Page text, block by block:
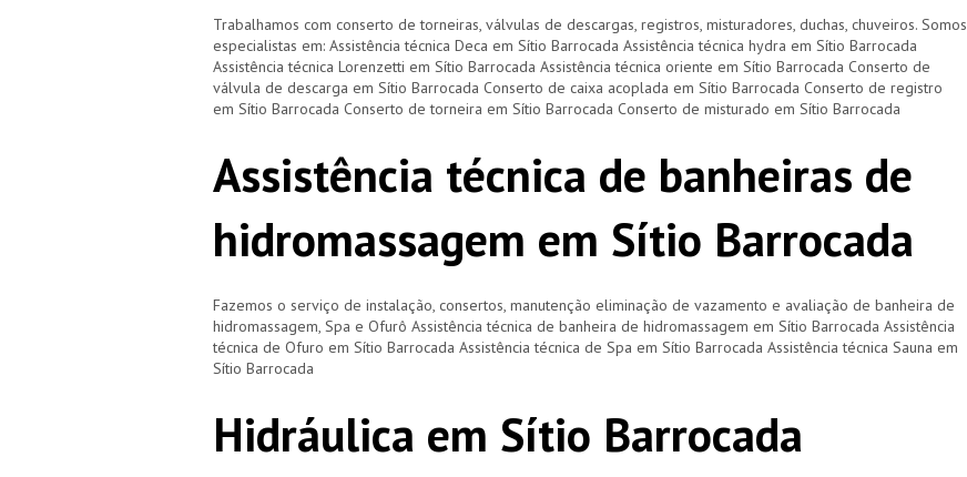
Trabalhamos com conserto de torneiras, válvulas de descargas, registros, misturadores, duchas, chuveiros. Somos
especialistas em: Assistência técnica Deca em Sítio Barrocada Assistência técnica hydra em Sítio Barrocada
Assistência técnica Lorenzetti em Sítio Barrocada Assistência técnica oriente em Sítio Barrocada Conserto de
válvula de descarga em Sítio Barrocada Conserto de caixa acoplada em Sítio Barrocada Conserto de registro
em Sítio Barrocada Conserto de torneira em Sítio Barrocada Conserto de misturado em Sítio Barrocada
Assistência técnica de banheiras de
hidromassagem em Sítio Barrocada
Fazemos o serviço de instalação, consertos, manutenção eliminação de vazamento e avaliação de banheira de
hidromassagem, Spa e Ofurô Assistência técnica de banheira de hidromassagem em Sítio Barrocada Assistência
técnica de Ofuro em Sítio Barrocada Assistência técnica de Spa em Sítio Barrocada Assistência técnica Sauna em
Sítio Barrocada
Hidráulica em Sítio Barrocada